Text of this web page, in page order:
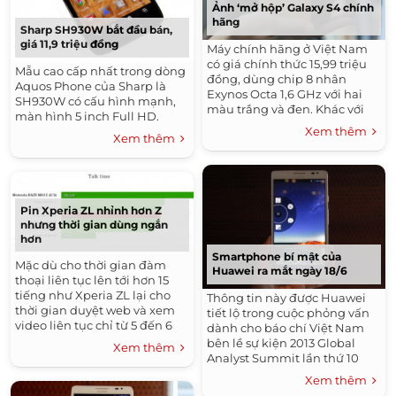
Sharp SH930W bắt đầu bán,
giá 11,9 triệu đồng
Mẫu cao cấp nhất trong dòng
Aquos Phone của Sharp là
SH930W có cấu hình mạnh,
màn hình 5 inch Full HD.
Xem thêm
Pin Xperia ZL nhỉnh hơn Z
nhưng thời gian dùng ngắn
hơn
Mặc dù cho thời gian đàm
thoại liên tục lên tới hơn 15
tiếng như Xperia ZL lại cho
thời gian duyệt web và xem
video liên tục chỉ từ 5 đến 6
Xem thêm
Ảnh ‘mở hộp’ Galaxy S4 chính
hãng
Máy chính hãng ở Việt Nam
có giá chính thức 15,99 triệu
đồng, dùng chip 8 nhân
Exynos Octa 1,6 GHz với hai
màu trắng và đen. Khác với
các model Galaxy cũ, vỏ hộp
Galaxy S4 sử dụng loại giấy
thân thiện môi trường với vân
gỗ lạ mắt.
Xem thêm
Smartphone bí mật của
Huawei ra mắt ngày 18/6
Thông tin này được Huawei
tiết lộ trong cuộc phỏng vấn
dành cho báo chí Việt Nam
bên lề sự kiện 2013 Global
Analyst Summit lần thứ 10
của hãng này, diễn ra ngày
23-24/4 tại Trung Quốc.
Xem thêm